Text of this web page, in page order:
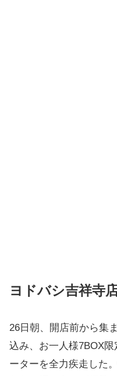
ヨドバシ吉祥寺
26日朝、開店前から集
込み、お一人様7BOX
ーターを全力疾走した